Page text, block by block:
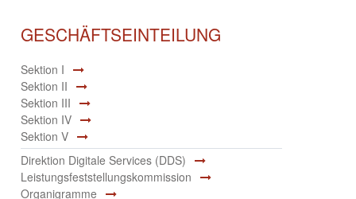
GESCHÄFTSEINTEILUNG
Sektion I
Sektion II
Sektion III
Sektion IV
Sektion V
Direktion Digitale Services (DDS)
Leistungsfeststellungskommission
Organigramme